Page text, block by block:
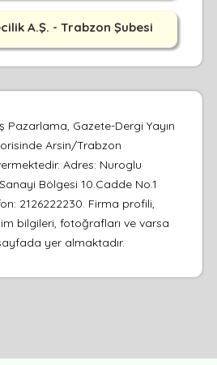
A.Ş. - Trabzon Şubesi
Pazarlama, Gazete-Dergi Yayın
Arsin/Trabzon
Adres: Nuroglu
Bölgesi 10.Cadde No.1
2126222230. Firma profili,
bilgileri, fotoğrafları ve varsa
yer almaktadır.